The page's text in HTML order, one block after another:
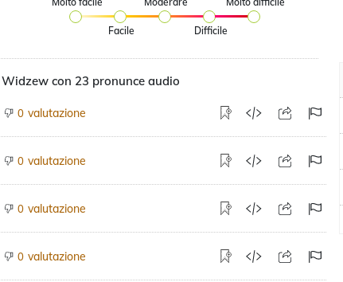
Facile Difficile
con 23 pronunce audio
0 valutazione
0 valutazione
0 valutazione
0 valutazione